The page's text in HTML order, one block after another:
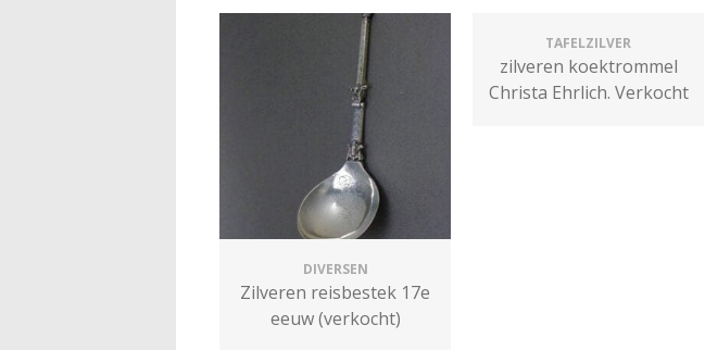
DIVERSEN
Zilveren reisbestek 17e
eeuw (verkocht)
TAFELZILVER
zilveren koektrommel
Christa Ehrlich. Verkocht